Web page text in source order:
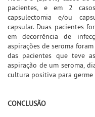
pacientes, e em 2
capsulectomia e/ou
capsular. Duas pacientes
em decorrência de
aspirações de seroma
das pacientes que teve
aspiração de um seroma,
cultura positiva para
CONCLUSÃO